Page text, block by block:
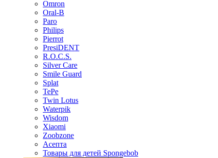
Omron
Oral-B
Paro
Philips
Pierrot
PresiDENT
R.O.C.S.
Silver Care
Smile Guard
Splat
TePe
Twin Lotus
Waterpik
Wisdom
Xiaomi
Zoobzone
Асепта
Товары для детей Spongebob